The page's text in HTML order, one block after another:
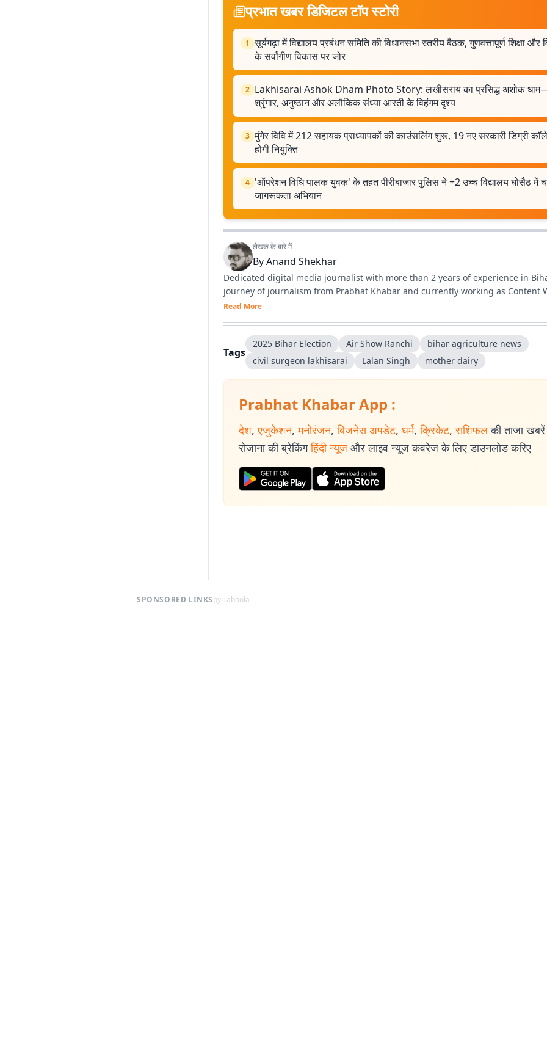
प्रभात खबर डिजिटल टॉप स्टोरी
1 सूर्यगढ़ा में विद्यालय प्रबंधन समिति की विधानसभा स्तरीय बैठक, गुणवत्तापूर्ण शिक्षा और
के सर्वांगीण विकास पर जोर
2 Lakhisarai Ashok Dham Photo Story: लखीसराय का प्रसिद्ध अशोक
श्रृंगार, अनुष्ठान और अलौकिक संध्या आरती के विहंगम दृश्य
3 मुंगेर विवि में 212 सहायक प्राध्यापकों की काउंसलिंग शुरू, 19 नए सरकारी डिग्री
होगी नियुक्ति
4 'ऑपरेशन विधि पालक युवक' के तहत पीरीबाजार पुलिस ने +2 उच्च विद्यालय घोसैठ में
जागरूकता अभियान
लेखक के बारे में
ByAnand Shekhar
Dedicated digital media journalist with more than 2 years of experience in
journey of journalism from Prabhat Khabar and currently working as Content
Read More
Tags
2025 Bihar Election Air Show Ranchi
bihar agriculture news
civil surgeon lakhisarai
Lalan Singh mother dairy
Prabhat Khabar App :
देश, एजुकेशन, मनोरंजन, बिजनेस अपडेट, धर्म, क्रिकेट, राशिफल की ताजा
रोजाना की ब्रेकिंग हिंदी न्यूज और लाइव न्यूज कवरेज के लिए डाउनलोड करिए
SPONSORED LINKSby Taboola